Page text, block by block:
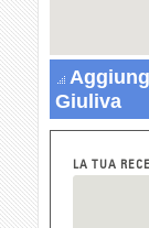
Giuliva
LA TUA